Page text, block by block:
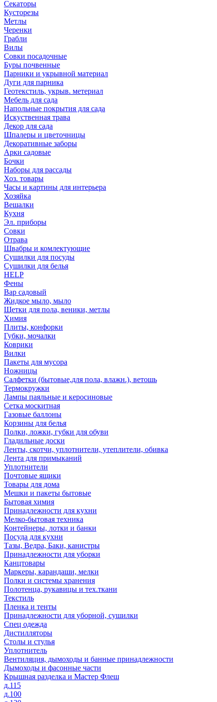
Секаторы
Кусторезы
Метлы
Черенки
Грабли
Вилы
Совки посадочные
Буры почвенные
Парники и укрывной материал
Дуги для парника
Геотекстиль, укрыв. метериал
Мебель для сада
Напольные покрытия для сада
Искуственная трава
Декор для сада
Шпалеры и цветочницы
Декоративные заборы
Арки садовые
Бочки
Наборы для рассады
Хоз. товары
Часы и картины для интерьера
Хозяйка
Вешалки
Кухня
Эл. приборы
Совки
Отрава
Швабры и комлектующие
Сушилки для посуды
Сушилки для белья
HELP
Фены
Вар садовый
Жидкое мыло, мыло
Щетки для пола, веники, метлы
Химия
Плиты, конфорки
Губки, мочалки
Коврики
Вилки
Пакеты для мусора
Ножницы
Салфетки (бытовые,для пола, влажн.), ветошь
Термокружки
Лампы паяльные и керосиновые
Сетка москитная
Газовые баллоны
Корзины для белья
Полки, ложки, губки для обуви
Гладильные доски
Ленты, скотчи, уплотнители, утеплители, обивка
Лента для примыканий
Уплотнители
Почтовые ящики
Товары для дома
Мешки и пакеты бытовые
Бытовая химия
Принадлежности для кухни
Мелко-бытовая техника
Контейнеры, лотки и банки
Посуда для кухни
Тазы, Ведра, Баки, канистры
Принадлежности для уборки
Канцтовары
Маркеры, карандаши, мелки
Полки и системы хранения
Полотенца, рукавицы и тех.ткани
Текстиль
Пленка и тенты
Принадлежности для уборной, сушилки
Спец одежда
Дистилляторы
Столы и стулья
Уплотнитель
Вентиляция, дымоходы и банные принадлежности
Дымоходы и фасонные части
Крышная разделка и Мастер Флеш
д.115
д.100